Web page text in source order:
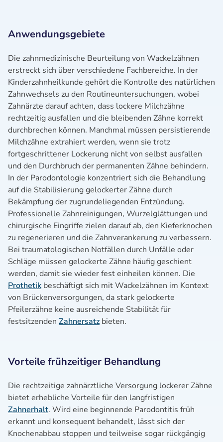
Anwendungsgebiete
Die zahnmedizinische Beurteilung von Wackelzähnen
erstreckt sich über verschiedene Fachbereiche. In der
Kinderzahnheilkunde gehört die Kontrolle des natürlichen
Zahnwechsels zu den Routineuntersuchungen, wobei
Zahnärzte darauf achten, dass lockere Milchzähne
rechtzeitig ausfallen und die bleibenden Zähne korrekt
durchbrechen können. Manchmal müssen persistierende
Milchzähne extrahiert werden, wenn sie trotz
fortgeschrittener Lockerung nicht von selbst ausfallen
und den Durchbruch der permanenten Zähne behindern.
In der Parodontologie konzentriert sich die Behandlung
auf die Stabilisierung gelockerter Zähne durch
Bekämpfung der zugrundeliegenden Entzündung.
Professionelle Zahnreinigungen, Wurzelglättungen und
chirurgische Eingriffe zielen darauf ab, den Kieferknochen
zu regenerieren und die Zahnverankerung zu verbessern.
Bei traumatologischen Notfällen durch Unfälle oder
Schläge müssen gelockerte Zähne häufig geschient
werden, damit sie wieder fest einheilen können. Die
Prothetikbeschäftigt sich mit Wackelzähnen im Kontext
von Brückenversorgungen, da stark gelockerte
Pfeilerzähne keine ausreichende Stabilität für
festsitzenden Zahnersatz bieten.
Vorteile frühzeitiger Behandlung
Die rechtzeitige zahnärztliche Versorgung lockerer Zähne
bietet erhebliche Vorteile für den langfristigen
Zahnerhalt. Wird eine beginnende Parodontitis früh
erkannt und konsequent behandelt, lässt sich der
Knochenabbau stoppen und teilweise sogar rückgängig